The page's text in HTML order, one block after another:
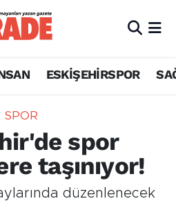
ESKİŞEHİRSPOR
SPOR
spor
taşınıyor!
düzenlenecek